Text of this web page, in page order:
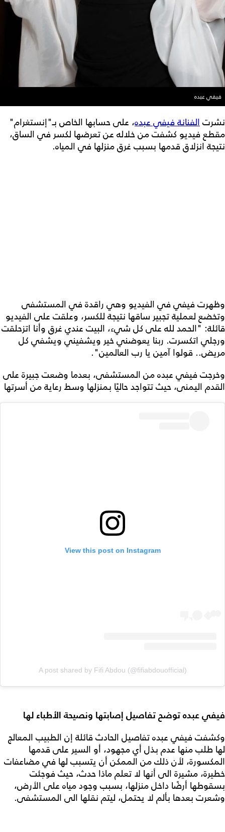
فيفي عبده
نشرتالفنانة فيفي عبده، على حسابها الخاص بـ"إنستغرام"
مقطع فيديو كشفت من خلاله عن تعرضها لكسر في الساق،
نتيجة انزلاق قدمها بسبب غرق منزلها في المياه.
وظهرت فيفي في الفيديو وهي راقدة في المستشفى
وتخضع لعملية تجبير ساقها نتيجة للكسر، وعلقت على الفيديو
قائلة: "الحمد لله على كل شيء، البيت عندي غرق وأنا اتزحلقت
ورجلي اتكسرت. ربنا يعوضني خير ويشفيني ويشفي كل
مريض.. قولوا آمين يا رب العالمين".
وخرجت فيفي عبده من المستشفى، بعدما وضعت جبيرة على
القدم اليمنى، حيث تتواجد حاليًا بمنزلها وسط رعاية من أسرتها
View this post on Instagram
A post shared by Fifi Abdou (@fifiabdouofficial)
فيفي عبده توضح تفاصيل إصابتها ونصيحة الأطباء لها
وكشفت فيفي عبده تفاصيل الحادث قائلة إن الطبيب المعالج
لها طلب منها عدم بذل أي مجهود، أو السير على قدمها
المكسورة، لأن ذلك من الممكن أن يتسبب لها في مضاعفات
خطيرة، مشيرة الى أنها لا تعلم ماذا حدث، حيث فوجئت
بسقوطها أرضًا داخل منزلها، بسبب وجود مياه على الأرض،
وشعرت بعدها بألم لا يحتمل، ليتم نقلها الى المستشفى.